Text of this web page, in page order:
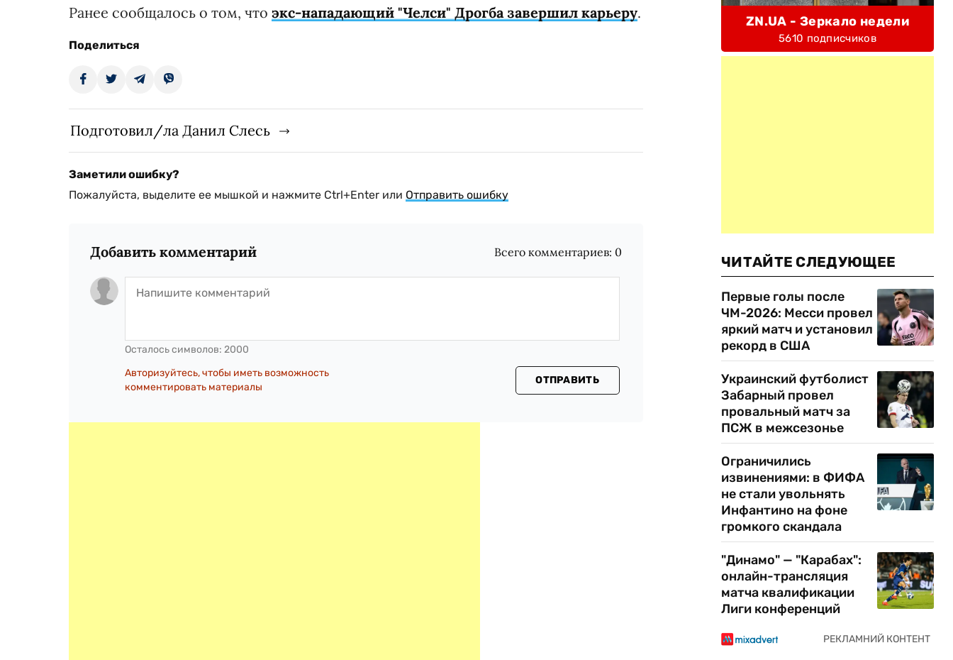
Ранее сообщалось о том, что экс-нападающий "Челси" Дрогба завершил карьеру.
Поделиться
Подготовил/ла Данил Слесь
Заметили ошибку?
Пожалуйста, выделите ее мышкой и нажмите Ctrl+Enter или Отправить ошибку
Добавить комментарий Всего комментариев: 0
Осталось символов: 2000
Авторизуйтесь, чтобы иметь возможность
комментировать материалы
ОТПРАВИТЬ
ZN.UA - Зеркало недели
5610 подписчиков
ЧИТАЙТЕ СЛЕДУЮЩЕЕ
Первые голы после
ЧМ-2026: Месси провел
яркий матч и установил
рекорд в США
Украинский футболист
Забарный провел
провальный матч за
ПСЖ в межсезонье
Ограничились
извинениями: в ФИФА
не стали увольнять
Инфантино на фоне
громкого скандала
"Динамо" — "Карабах":
онлайн-трансляция
матча квалификации
Лиги конференций